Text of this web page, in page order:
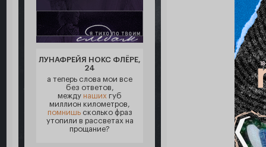
ЛУНАФРЕЙЯ НОКС ФЛЁРЕ,
24
а теперь слова мои все
без ответов,
между наших губ
миллион километров,
помнишьсколько фраз
утопили в рассветах на
прощание?